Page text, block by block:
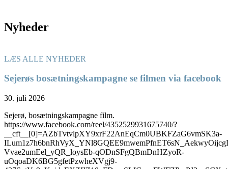
Nyheder
LÆS ALLE NYHEDER
Sejerøs bosætningskampagne se filmen via facebook
30. juli 2026
Sejerø, bosætningskampagne film.
https://www.facebook.com/reel/4352529931675740/?
__cft__[0]=AZbTvtvlpXY9xrF22AnEqCm0UBKFZaG6vmSK3a-
Vvae2umEel_yQR_loysEb-qODnSFgQBmDnHZyoR-
uOqoaDK6BG5gfetPzwheXVgj9-